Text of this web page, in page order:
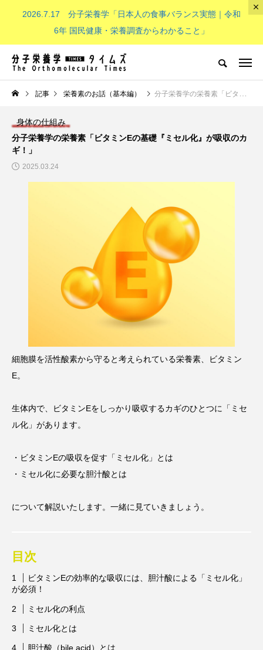
The Orthomolecular Times
分子栄養学とは 子供（成長期）
NEW POST
分子栄養学とは
分子栄養学「金子メソッド（Kan
eko’s method）とは？血液デー
タ解析に基づく個別化栄養療法」
子供の栄養「現代の子どもたち
必要なビタミンB群：その重要
と効果的な摂取方法」
2024.08.26
オメガ3・EPA・DHA カリウム カルシウム
クロム グルタミン
タンパク質 ナイアシン ナトリウム
パントテン酸 ビタミン
ビタミンB ビタミンB6 ビタミンB群
ビタミンK
プロバイオティクス マグネシウム
マンガン
亜鉛、銅
2026.7.17 分子栄養学「日本人の食事バランス実態｜令和
6年 国民健康・栄養調査からわかること」
記事 栄養素のお話（基本編） 分子栄養学の栄養素「ビタミンEの基礎『ミセル化』が吸収のカギ！」
身体の仕組み
分子栄養学の栄養素「ビタミンEの基礎『ミセル化』が吸収のカ
ギ！」
2025.03.24
細胞膜を活性酸素から守ると考えられている栄養素、ビタミン
E。
生体内で、ビタミンEをしっかり吸収するカギのひとつに「ミセ
ル化」があります。
・ビタミンEの吸収を促す「ミセル化」とは
・ミセル化に必要な胆汁酸とは
について解説いたします。一緒に見ていきましょう。
目次
ビタミンEの効率的な吸収には、胆汁酸による「ミセル化」
が必須！
ミセル化の利点
ミセル化とは
胆汁酸（bile acid）とは